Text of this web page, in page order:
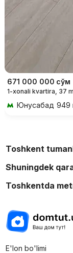
671 000 000 сўм
1-xonali kvartira, 37
Юнусабад 949
Toshkent
Shuningdek
Toshkentda
E'lon bo'limi